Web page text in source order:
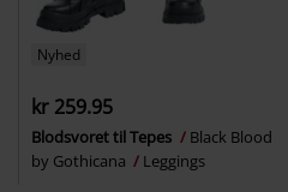
Nyhed
kr 259.95
Blodsvoret til Tepes
Black Blood
by Gothicana
Leggings